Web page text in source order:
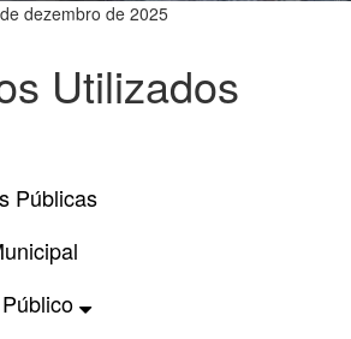
dezembro de 2025
Utilizados
Públicas